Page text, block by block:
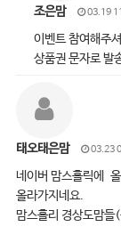
조은맘 03.19
이벤트 참여해주
상품권 문자로 발
태오태은맘 03.23
네이버 맘스홀릭에
올라가지네요.
맘스홀리 경상도맘들